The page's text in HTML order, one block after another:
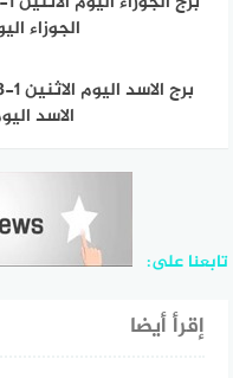
الجوزاء اليوم
الاسد اليوم
تابعنا على:
إقرأ أيضا